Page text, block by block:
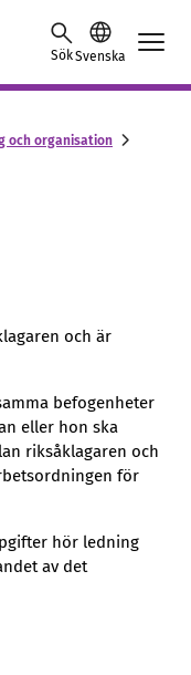
SökSvenska
och organisation
och är
befogenheter
eller hon ska
riksåklagaren och
för
hör ledning
av det